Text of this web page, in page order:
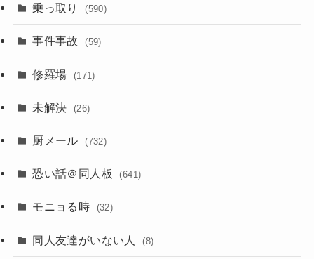
乗っ取り (590)
事件事故 (59)
修羅場 (171)
未解決 (26)
厨メール (732)
恐い話＠同人板 (641)
モニョる時 (32)
同人友達がいない人 (8)